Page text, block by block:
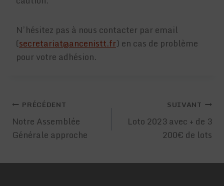
N’hésitez pas à nous contacter par email
(secretariat@ancenistt.fr) en cas de problème
pour votre adhésion.
Navigation
de
l’article
PRÉCÉDENT
Notre Assemblée
Générale approche
SUIVANT
Loto 2023 avec + de 3
200€ de lots